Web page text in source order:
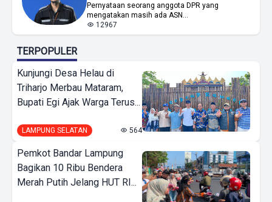
Pernyataan seorang anggota DPR yang
mengatakan masih ada ASN...
12967
TERPOPULER
Kunjungi Desa Helau di
Triharjo Merbau Mataram,
Bupati Egi Ajak Warga Terus...
LAMPUNG SELATAN 564
Pemkot Bandar Lampung
Bagikan 10 Ribu Bendera
Merah Putih Jelang HUT RI...